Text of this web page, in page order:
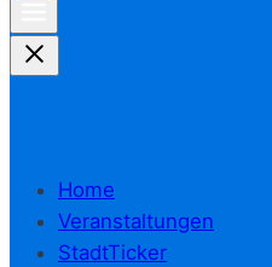
Home
Veranstaltungen
StadtTicker